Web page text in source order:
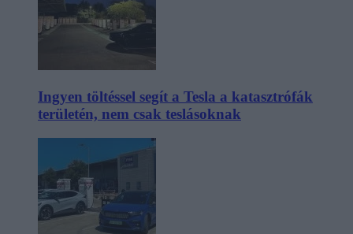
Ingyen töltéssel segít a Tesla a katasztrófák
területén, nem csak teslásoknak